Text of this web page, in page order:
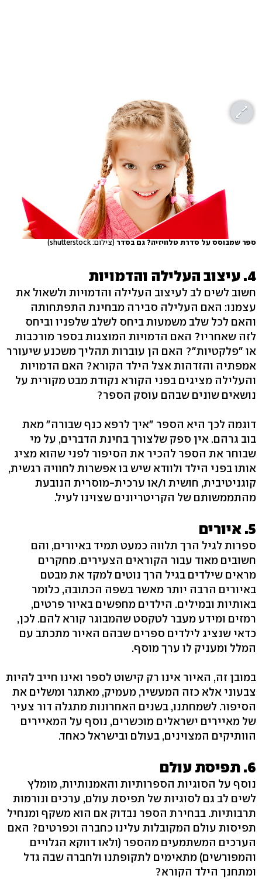
ספר שמבוסס על סדרת טלוויזיה? גם בסדר (צילום: shutterstock)
4. עיצוב העלילה והדמויות
חשוב לשים לב לעיצוב העלילה והדמויות ולשאול את
עצמנו: האם העלילה סבירה מבחינת התפתחותה
והאם לכל שלב משמעות ביחס לשלב שלפניו וביחס
לזה שאחריו? האם הדמויות המוצגות בספר מורכבות
או "פלקטיות"? האם הן עוברות תהליך משכנע שיעורר
אמפתיה והזדהות אצל הילד הקורא? האם הדמויות
והעלילה מציגים בפני הקורא נקודת מבט מקורית על
נושאים שונים שבהם עוסק הספר?
דוגמה לכך היא הספר "איך לרפא כנף שבורה" מאת
בוב גרהם. אין ספק שלצורך בחינת הדברים, על מי
שבוחר את הספר להכיר את הסיפור לפני שהוא מציג
אותו בפני הילד ולוודא שיש בו אפשרות לחוויה רגשית,
קוגניטיבית, חושית ו/או ערכית-מוסרית הנובעת
מהתממשותם של הקריטריונים שצוינו לעיל.
5. איורים
ספרות לגיל הרך תלווה כמעט תמיד באיורים, והם
חשובים מאוד עבור הקוראים הצעירים. מחקרים
מראים שילדים בגיל הרך נוטים למקד את מבטם
באיורים הרבה יותר מאשר בשפה הכתובה, כלומר
באותיות ובמילים. הילדים מחפשים באיור פרטים,
רמזים ומידע מעבר לטקסט שהמבוגר קורא להם. לכן,
כדאי שנציג לילדים ספרים שבהם האיור מתכתב עם
המלל ומעניק לו ערך מוסף.
במובן זה, האיור אינו רק קישוט לספר ואינו חייב להיות
צבעוני אלא כזה המעשיר, מעמיק, מאתגר ומשלים את
הסיפור. לשמחתנו, בשנים האחרונות מתגלה דור צעיר
של מאיירים ישראלים מוכשרים, נוסף על המאיירים
הוותיקים המצוינים, בעולם ובישראל כאחד.
6. תפיסת עולם
נוסף על הסוגיות הספרותיות והאמנותיות, מומלץ
לשים לב גם לסוגיות של תפיסת עולם, ערכים ונורמות
תרבותיות. בבחירת הספר נבדוק אם הוא משקף ומנחיל
תפיסות עולם המקובלות עלינו כחברה וכפרטים? האם
הערכים המשתמעים מהספר (ולאו דווקא הגלויים
והמפורשים) מתאימים לתקופתנו ולחברה שבה גדל
ומתחנך הילד הקורא?